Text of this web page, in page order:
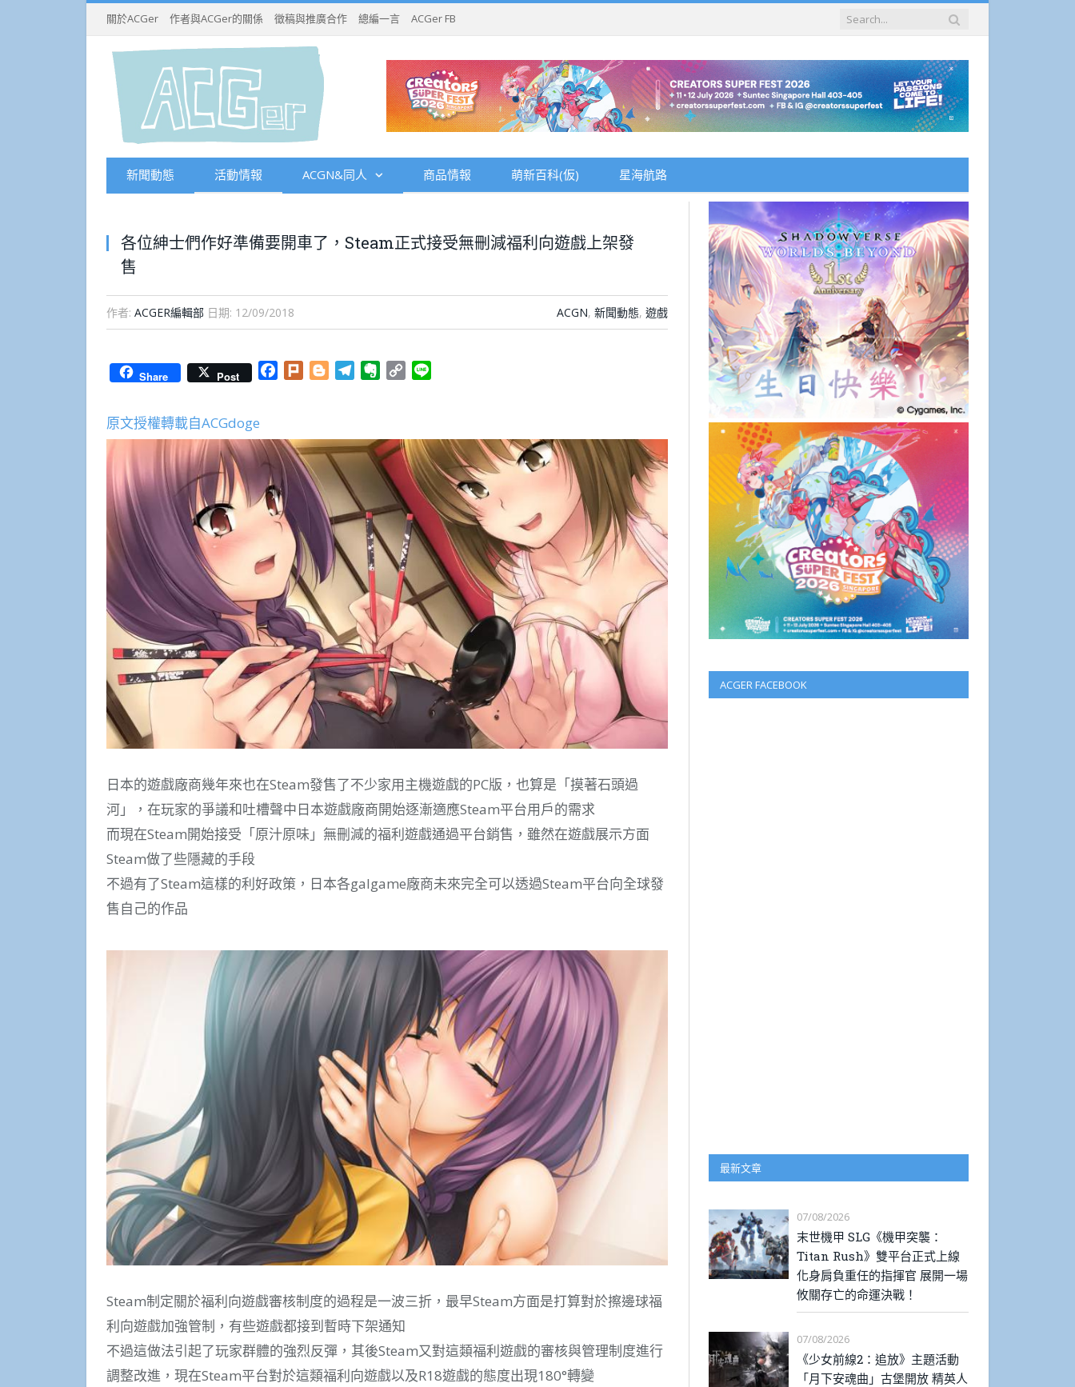
關於ACGer 作者與ACGer的關係 徵稿與推廣合作 總編一言 ACGer FB
新聞動態 活動情報 ACGN&同人 商品情報 萌新百科(仮) 星海航路
各位紳士們作好準備要開車了，Steam正式接受無刪減福利向遊戲上架發
售
作者: ACGER編輯部 日期: 12/09/2018 ACGN, 新聞動態, 遊戲
Share Post Facebook
Plurk BloggerTelegramEvernote
Copy
原文授權轉載自ACGdoge
日本的遊戲廠商幾年來也在Steam發售了不少家用主機遊戲的PC版，也算是「摸著石頭過
河」，在玩家的爭議和吐槽聲中日本遊戲廠商開始逐漸適應Steam平台用戶的需求
而現在Steam開始接受「原汁原味」無刪減的福利遊戲通過平台銷售，雖然在遊戲展示方面
Steam做了些隱藏的手段
不過有了Steam這樣的利好政策，日本各galgame廠商未來完全可以透過Steam平台向全球發
售自己的作品
Steam制定關於福利向遊戲審核制度的過程是一波三折，最早Steam方面是打算對於擦邊球福
利向遊戲加強管制，有些遊戲都接到暫時下架通知
不過這做法引起了玩家群體的強烈反彈，其後Steam又對這類福利遊戲的審核與管理制度進行
調整改進，現在Steam平台對於這類福利向遊戲以及R18遊戲的態度出現180°轉變
ACGER FACEBOOK
最新文章
07/08/2026
末世機甲 SLG《機甲突襲：
Titan Rush》雙平台正式上線
化身肩負重任的指揮官 展開一場
攸關存亡的命運決戰！
07/08/2026
《少女前線2：追放》主題活動
「月下安魂曲」古堡開放 精英人